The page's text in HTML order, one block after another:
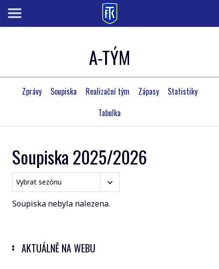
A-TÝM
Zprávy Soupiska Realizační tým Zápasy
Statistiky
Tabulka
Soupiska 2025/2026
Soupiska nebyla nalezena.
AKTUÁLNĚ NA WEBU